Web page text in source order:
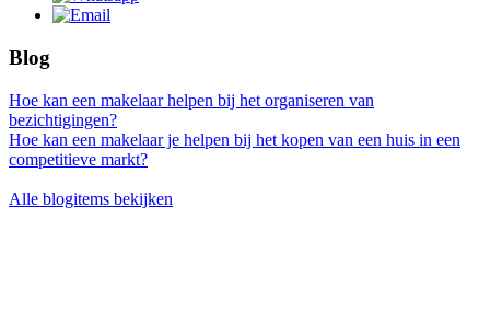
Blog
Hoe kan een makelaar helpen bij het organiseren van
bezichtigingen?
Hoe kan een makelaar je helpen bij het kopen van een huis in een
competitieve markt?
Alle blogitems bekijken